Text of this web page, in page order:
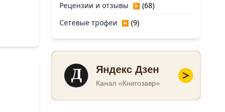
Рецензии и отзывы ▶ (68)
Сетевые трофеи ▶ (9)
Д Яндекс Дзен
Канал «Книгозавр»